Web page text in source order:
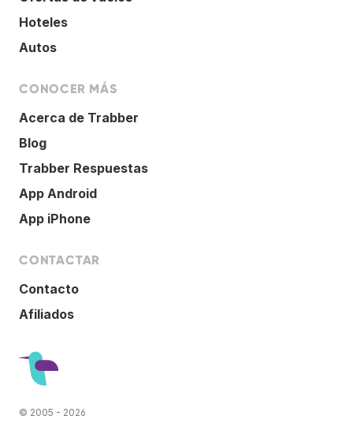
Hoteles
Autos
CONOCER MÁS
Acerca de Trabber
Blog
Trabber Respuestas
App Android
App iPhone
CONTACTAR
Contacto
Afiliados
© 2005 - 2026